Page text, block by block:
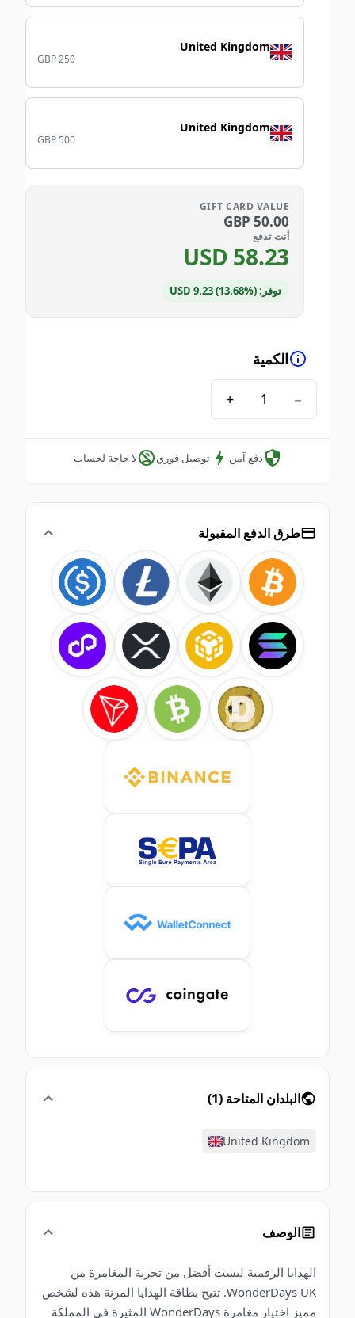
United Kingdom
GBP 250
United Kingdom
GBP 500
GIFT CARD VALUE
GBP 50.00
أنت تدفع
USD58.23
توفر: USD 9.23 (13.68%)
الكمية
دفع آمن توصيل فوري لا حاجة لحساب
طرق الدفع المقبولة
البلدان المتاحة(
1
)
United Kingdom
الوصف
الهدايا الرقمية ليست أفضل من تجربة المغامرة من
WonderDays UK. تتيح بطاقة الهدايا المرنة هذه لشخص
مميز اختيار مغامرة WonderDays المثيرة في المملكة